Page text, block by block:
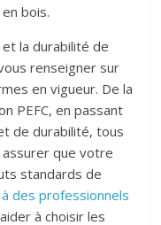
bois.
la durabilité de
renseigner sur
en vigueur. De la
PEFC, en passant
de durabilité, tous
que votre
standards de
des professionnels
à choisir les